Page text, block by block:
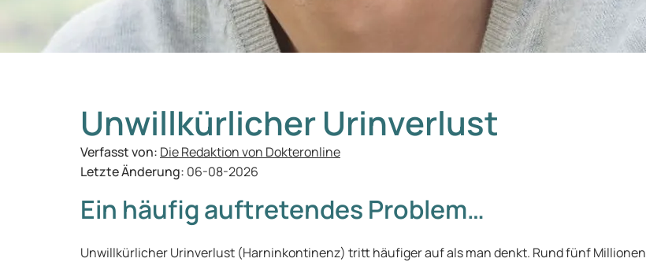
Unwillkürlicher Urinverlust
Verfasst von: Die Redaktion von Dokteronline
Letzte Änderung: 06-08-2026
Ein häufig auftretendes Problem…
Unwillkürlicher Urinverlust (Harninkontinenz) tritt häufiger auf als man denkt. Rund fünf Millionen